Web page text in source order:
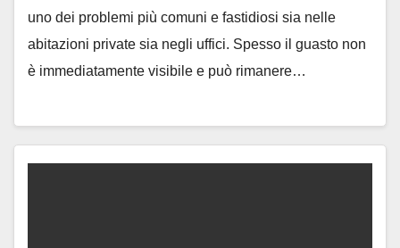
uno dei problemi più comuni e fastidiosi sia nelle
abitazioni private sia negli uffici. Spesso il guasto non
è immediatamente visibile e può rimanere…